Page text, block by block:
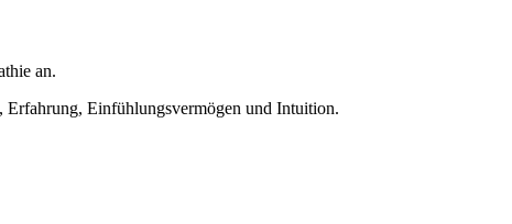
an.
Erfahrung, Einfühlungsvermögen und Intuition.